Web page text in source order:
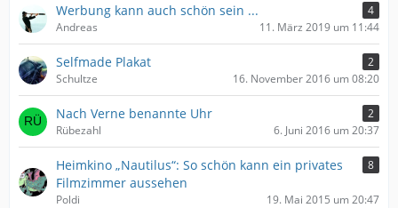
Werbung kann auch schön sein ...
4
Andreas
11. März 2019 um 11:44
Selfmade Plakat
2
Schultze
16. November 2016 um 08:20
Nach Verne benannte Uhr
2
Rübezahl
6. Juni 2016 um 20:37
Heimkino „Nautilus“: So schön kann ein privates
Filmzimmer aussehen
8
Poldi 19. Mai 2015 um 20:47